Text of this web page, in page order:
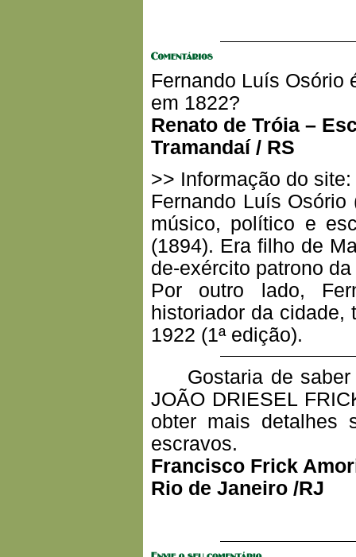
Fernando Luís Osório
em 1822?
Renato de Tróia –
Tramandaí / RS
>> Informação do site:
Fernando Luís Osório
músico, político e
(1894). Era filho de
de-exército patrono
Por outro lado,
historiador da cidade,
1922 (1ª edição).
Gostaria de saber
JOÃO DRIESEL
obter mais detalhes
escravos.
Francisco Frick
Rio de Janeiro /RJ